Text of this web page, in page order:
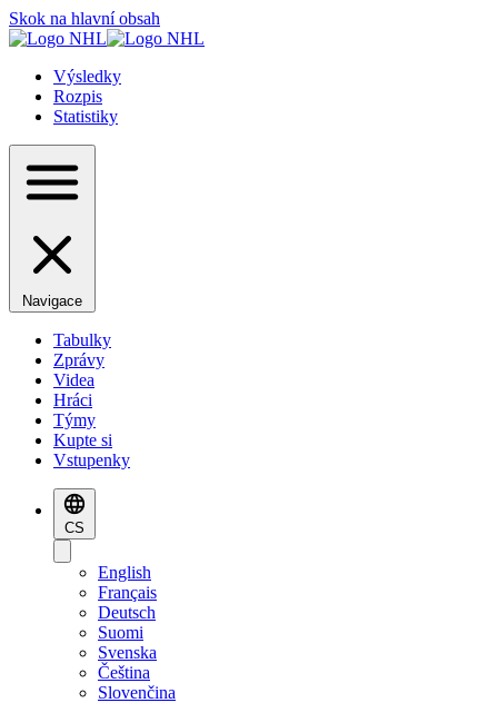
Skok na hlavní obsah
Výsledky
Rozpis
Statistiky
Navigace
Tabulky
Zprávy
Videa
Hráci
Týmy
Kupte si
Vstupenky
CS
English
Français
Deutsch
Suomi
Svenska
Čeština
Slovenčina